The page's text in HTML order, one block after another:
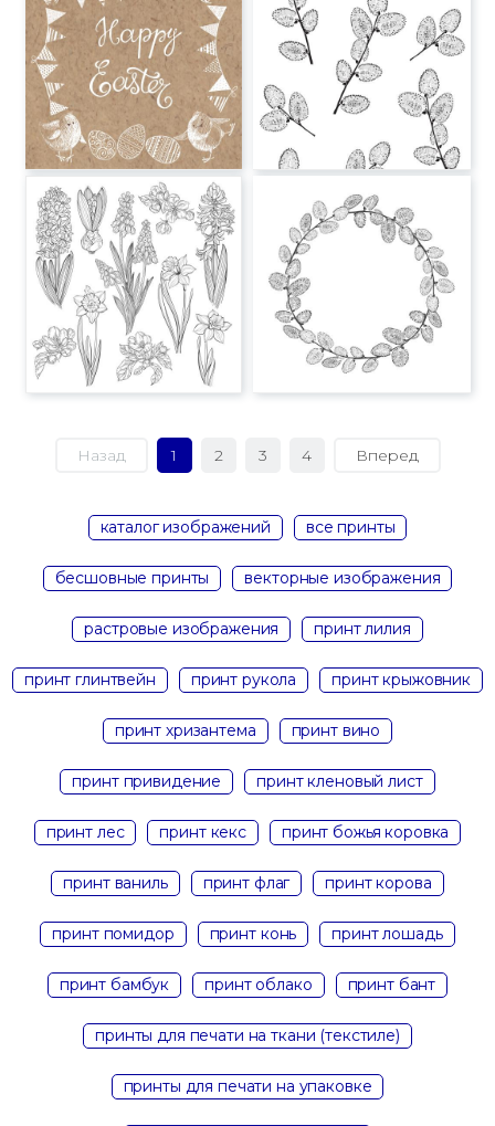
Назад 1 2 3 4 Вперед
каталог изображений все принты
бесшовные принты векторные изображения
растровые изображения принт лилия
принт глинтвейн принт рукола принт крыжовник
принт хризантема принт вино
принт привидение принт кленовый лист
принт лес принт кекс принт божья коровка
принт ваниль принт флаг принт корова
принт помидор принт конь принт лошадь
принт бамбук принт облако принт бант
принты для печати на ткани (текстиле)
принты для печати на упаковке